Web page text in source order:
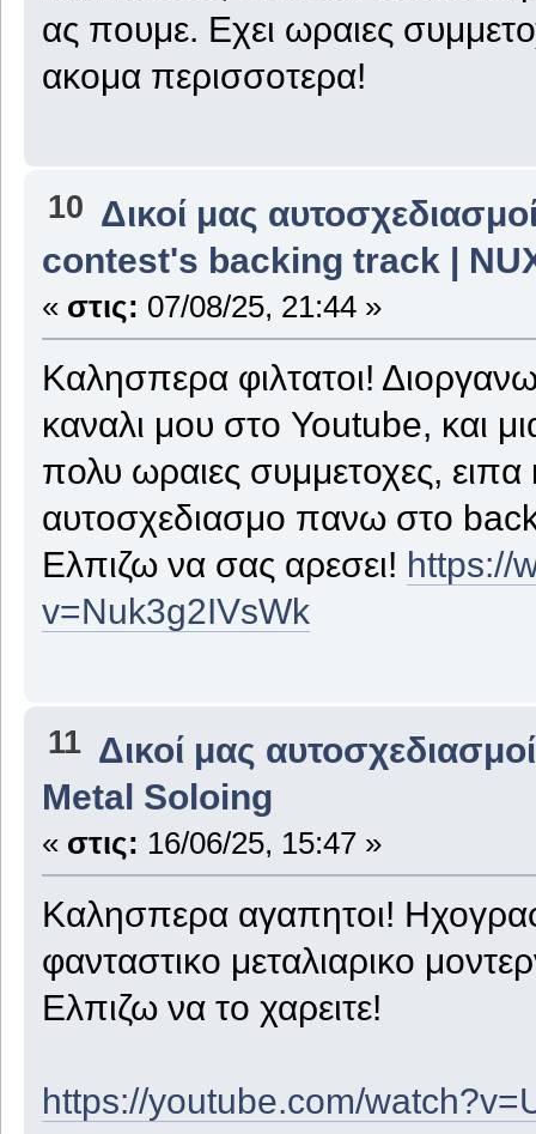
ας πουμε. Εχει ωραιες
ακομα περισσοτερα!
10 Δικοί μας
contest's backing track |
« στις: 07/08/25, 21:44 »
Καλησπερα φιλτατοι!
καναλι μου στο Youtube, και
πολυ ωραιες συμμετοχες, ειπα
αυτοσχεδιασμο πανω στο
Ελπιζω να σας αρεσει! https://
v=Nuk3g2IVsWk
11 Δικοί μας
Metal Soloing
« στις: 16/06/25, 15:47 »
Καλησπερα αγαπητοι!
φανταστικο μεταλιαρικο
Ελπιζω να το χαρειτε!
https://youtube.com/